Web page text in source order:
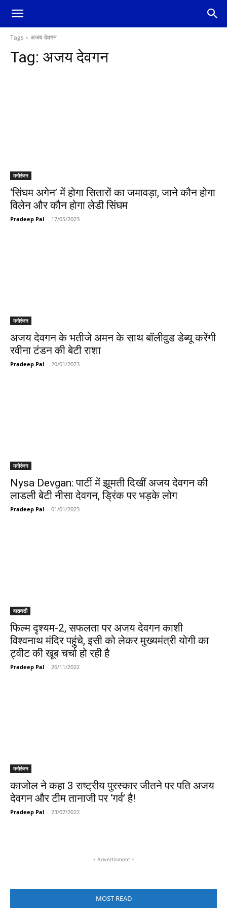
Tags अजय देवगन
Tag: अजय देवगन
मनोरंजन
‘सिंघम अगेन’ में होगा सितारों का जमावड़ा, जाने कौन होगा
विलेन और कौन होगा लेडी सिंघम
Pradeep Pal - 17/05/2023
मनोरंजन
अजय देवगन के भतीजे अमन के साथ बॉलीवुड डेब्यू करेंगी
रवीना टंडन की बेटी राशा
Pradeep Pal - 20/01/2023
मनोरंजन
Nysa Devgan: पार्टी में झूमती दिखीं अजय देवगन की
लाडली बेटी नीसा देवगन, ड्रिंक पर भड़के लोग
Pradeep Pal - 01/01/2023
वाराणसी
फिल्म दृश्यम-2, सफलता पर अजय देवगन काशी
विश्वनाथ मंदिर पहुंचे, इसी को लेकर मुख्यमंत्री योगी का
ट्वीट की खूब चर्चा हो रही है
Pradeep Pal - 26/11/2022
मनोरंजन
काजोल ने कहा 3 राष्ट्रीय पुरस्कार जीतने पर पति अजय
देवगन और टीम तानाजी पर ‘गर्व’ है!
Pradeep Pal - 23/07/2022
- Advertisment -
MOST READ